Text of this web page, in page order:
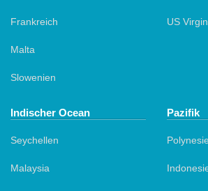
Frankreich
Malta
Slowenien
US
Indischer Ocean
Seychellen
Malaysia
Pazifik